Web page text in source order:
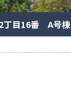
丁目16番 A号棟